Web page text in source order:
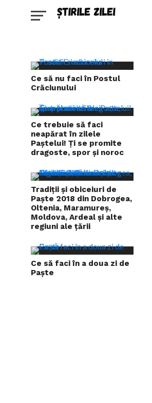
Ce să nu faci în Postul
Crăciunului
Ce trebuie să faci
neapărat în zilele
Paștelui! Ți se promite
dragoste, spor și noroc
Tradiții și obiceiuri de
Paște 2018 din Dobrogea,
Oltenia, Maramureș,
Moldova, Ardeal și alte
regiuni ale țării
Ce să faci în a doua zi de
Paște